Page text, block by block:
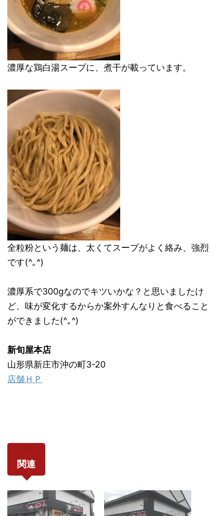
濃厚な鶏白湯スープに、煮干が載っています。
全粒粉という麺は、太くてスープがよく絡み、強烈
です(^｡^)
濃厚系で300gなのでキツいかな？と思いましたけ
ど、味が変化するからか案外すんなりと食べること
ができました(^｡^)
新旬屋本店
山形県新庄市沖の町3-20
店舗ＨＰ
関連